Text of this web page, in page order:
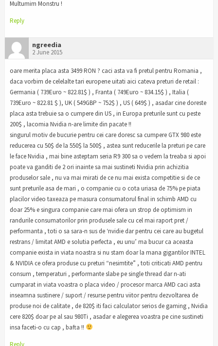
Multumim Monstru !
Reply
ngreedia
2 June 2015
oare merita placa asta 3499 RON ? caci asta va fi pretul pentru Romania ,
daca vorbim de celelalte tari europene uitati aici cateva preturi de retail :
Germania ( 739Euro ~ 822.81$ ) , Franta ( 749Euro ~ 834.15$ ) , Italia (
739Euro ~ 822.81 $ ), UK ( 549GBP ~ 752$ ) , US ( 649$ ) , asadar cine doreste
placa asta trebuie sa o cumpere din US , in Europa preturile sunt cu peste
200$ , lacomia Nvidia n-are limite din pacate !!
singurul motiv de bucurie pentru cei care doresc sa cumpere GTX 980 este
reducerea cu 50$ de la 550$ la 500$ , astea sunt reducerile la preturi pe care
le face Nvidia , mai bine asteptam seria R9 300 sa o vedem la treaba si apoi
poate va ganditi de 2 ori inainte sa mai sustineti Nvidia prin achizitia
produselor sale , nu va mai mirati de ce nu mai exista competitie si de ce
sunt preturile asa de mari , o companie cu o cota uriasa de 75% pe piata
placilor video taxeaza pe masura consumatorul final in schimb AMD cu
doar 25% e singura companie care mai ofera un strop de optimism in
randurile consumatorilor prin produsele sale cu cel mai raport pret /
performanta , toti o sa sara-n sus de ‘nvidie dar pentru cei care au bugetul
restrans / limitat AMD e solutia perfecta , eu unu’ ma bucur ca aceasta
companie exista in viata noastra si nu stam doar la mana gigantilor INTEL
& NVIDIA ce ofera produse cu preturi “nesimtite” , toti criticati AMD pentru
consum , temperaturi , performante slabe pe single thread dar n-ati
cumparat in viata voastra o placa video / procesor marca AMD caci asta
inseamna sustinere / suport / resurse pentru viitor pentru dezvoltarea de
produse noi de calitate , de 820$ iti faci calculator serios de gaming , Nvidia
cere 820$ doar pe al sau 980Ti , asadar e alegerea voastra pe cine sustineti
insa faceti-o cu cap , bafta !!
Reply